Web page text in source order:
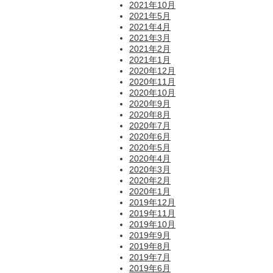
2021年10月
2021年5月
2021年4月
2021年3月
2021年2月
2021年1月
2020年12月
2020年11月
2020年10月
2020年9月
2020年8月
2020年7月
2020年6月
2020年5月
2020年4月
2020年3月
2020年2月
2020年1月
2019年12月
2019年11月
2019年10月
2019年9月
2019年8月
2019年7月
2019年6月